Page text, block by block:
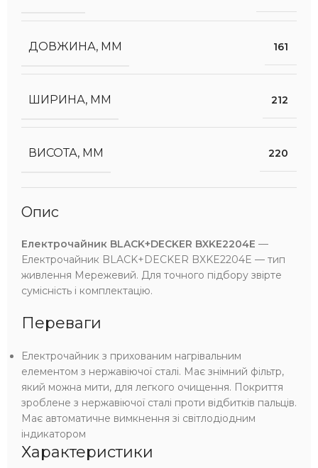
ДОВЖИНА, ММ 161
ШИРИНА, ММ 212
ВИСОТА, ММ 220
Опис
Електрочайник BLACK+DECKER BXKE2204E —
Електрочайник BLACK+DECKER BXKE2204E — тип
живлення Мережевий. Для точного підбору звірте
сумісність і комплектацію.
Переваги
Електрочайник з прихованим нагрівальним
елементом з нержавіючої сталі. Має знімний фільтр,
який можна мити, для легкого очищення. Покриття
зроблене з нержавіючої сталі проти відбитків пальців.
Має автоматичне вимкнення зі світлодіодним
індикатором
Характеристики